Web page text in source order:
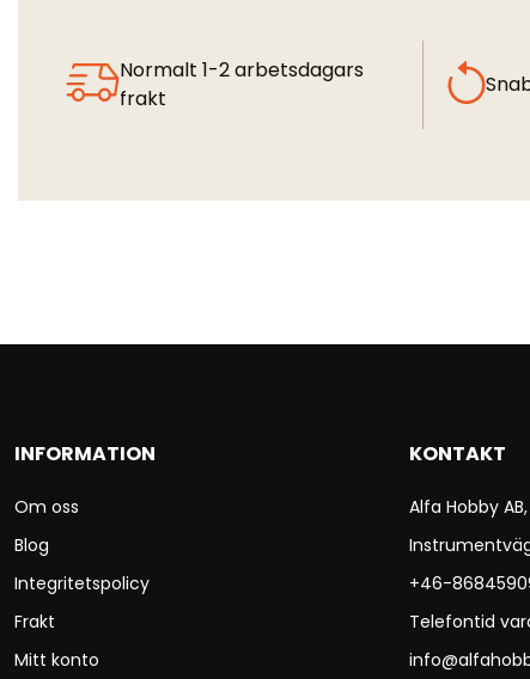
Normalt 1-2 arbetsdagars
frakt
INFORMATION
Om oss
Blog
Integritetspolicy
Frakt
Mitt konto
KONTAKT
Alfa Hobby
+46-
Telefontid